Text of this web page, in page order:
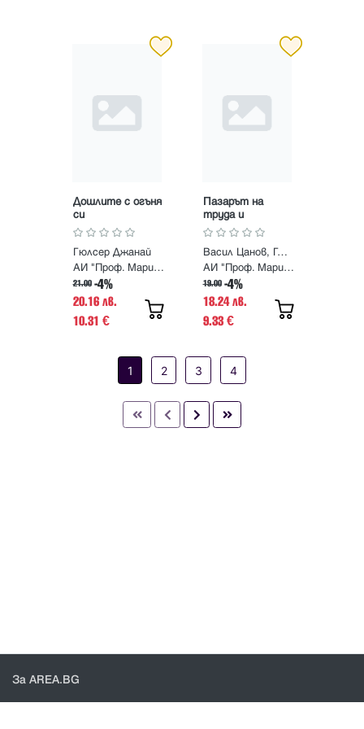
Дошлите с огъня
си
Гюлсер Джанай
АИ "Проф. Марин Дринов"
21.00 -4%
20.16 лв.
10.31 €
Пазарът на
труда и
социалната
защита в
икономическото
развитие на
България 1990–
2011
Васил Цанов, Георги Шопов, Искра Белева, Йордан Христосков, Победа Луканова
АИ "Проф. Марин Дринов"
19.00 -4%
18.24 лв.
9.33 €
1 2 3 4
За AREA.BG